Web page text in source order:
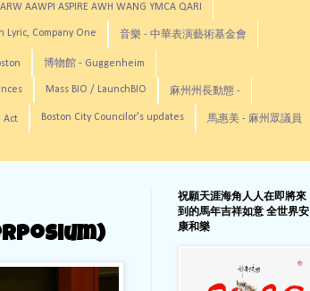
AAWPI ASPIRE AWH WANG YMCA QARI
Lyric, Company One 音樂 - 中華表演藝術基金會
博物館 - Guggenheim
Mass BIO / LaunchBIO 麻州州長動態 -
Act Boston City Councilor's updates 馬惠美 - 麻州眾議員
祝願天涯海角人人在即將來
到的馬年吉祥如意 全世界安
康和樂